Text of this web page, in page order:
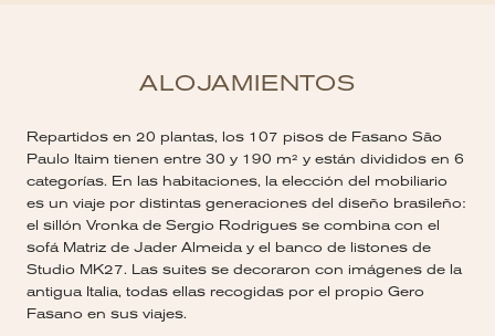
ALOJAMIENTOS
Repartidos en 20 plantas, los 107 pisos de Fasano São
Paulo Itaim tienen entre 30 y 190 m² y están divididos en 6
categorías. En las habitaciones, la elección del mobiliario
es un viaje por distintas generaciones del diseño brasileño:
el sillón Vronka de Sergio Rodrigues se combina con el
sofá Matriz de Jader Almeida y el banco de listones de
Studio MK27. Las suites se decoraron con imágenes de la
antigua Italia, todas ellas recogidas por el propio Gero
Fasano en sus viajes.